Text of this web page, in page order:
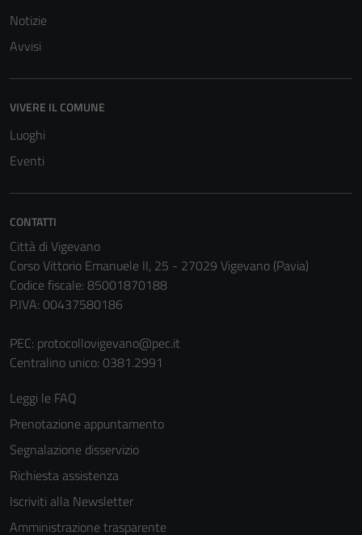
Notizie
Avvisi
VIVERE IL COMUNE
Luoghi
Eventi
CONTATTI
Città di Vigevano
Corso Vittorio Emanuele II, 25 - 27029 Vigevano (Pavia)
Codice fiscale: 85001870188
P.IVA: 00437580186
PEC: protocollovigevano@pec.it
Centralino unico: 0381.2991
Leggi le FAQ
Prenotazione appuntamento
Segnalazione disservizio
Richiesta assistenza
Iscriviti alla Newsletter
Amministrazione trasparente